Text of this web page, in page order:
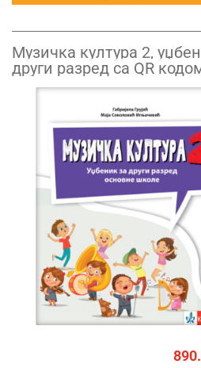
Музичка култура 2,
други разред са QR